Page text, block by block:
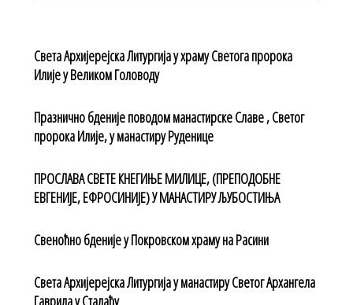
Света Архијерејска Литургија у храму Светога пророка
Илије у Великом Головоду
Празнично бденије поводом манастирске Славе , Светог
пророка Илије, у манастиру Руденице
ПРОСЛАВА СВЕТЕ КНЕГИЊЕ МИЛИЦЕ, (ПРЕПОДОБНЕ
ЕВГЕНИЈЕ, ЕФРОСИНИЈЕ) У МАНАСТИРУ ЉУБОСТИЊА
Свеноћно бденије у Покровском храму на Расини
Света Архијерејска Литургија у манастиру Светог Архангела